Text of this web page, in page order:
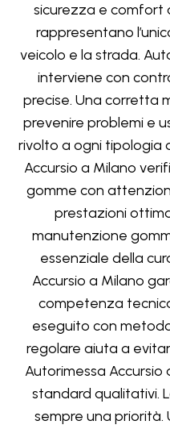
sicurezza e comfort
rappresentano
veicolo e la strada.
interviene con
precise. Una corretta
prevenire problemi e
rivolto a ogni tipologia
Accursio a Milano
gomme con
prestazioni
manutenzione
essenziale della
Accursio a Milano
competenza
eseguito con
regolare aiuta a
Autorimessa
standard qualitativi.
sempre una priorità.